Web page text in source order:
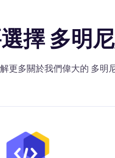
擇 多明
更多關於我們偉大的 多明